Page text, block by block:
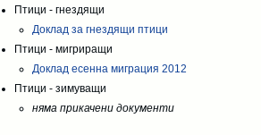
Птици - гнездящи
Доклад за гнездящи птици
Птици - мигриращи
Доклад есенна миграция 2012
Птици - зимуващи
няма прикачени документи